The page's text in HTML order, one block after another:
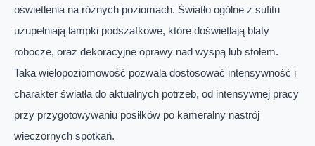
oświetlenia na różnych poziomach. Światło ogólne z sufitu
uzupełniają lampki podszafkowe, które doświetlają blaty
robocze, oraz dekoracyjne oprawy nad wyspą lub stołem.
Taka wielopoziomowość pozwala dostosować intensywność i
charakter światła do aktualnych potrzeb, od intensywnej pracy
przy przygotowywaniu posiłków po kameralny nastrój
wieczornych spotkań.